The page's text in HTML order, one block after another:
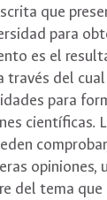
que
para
es el
través del
para
científicas.
opiniones,
del tema que